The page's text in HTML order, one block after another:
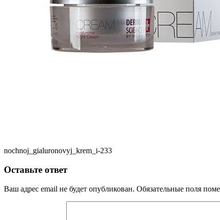
nochnoj_gialuronovyj_krem_i-233
Оставьте ответ
Ваш адрес email не будет опубликован. Обязательные поля